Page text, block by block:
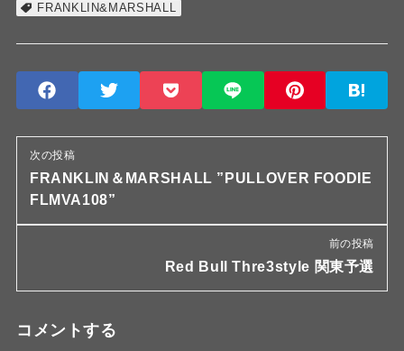
FRANKLIN&MARSHALL
次の投稿
FRANKLIN＆MARSHALL ”PULLOVER FOODIE
FLMVA108”
前の投稿
Red Bull Thre3style 関東予選
コメントする